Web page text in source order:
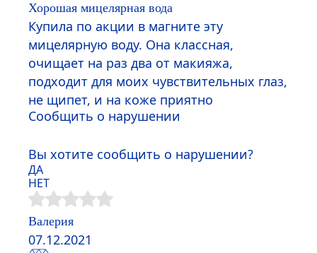
Хорошая мицелярная вода
Купила по акции в магните эту
мицелярную воду. Она классная,
очищает на раз два от макияжа,
подходит для моих чувствительных глаз,
не щипет, и на коже приятно
Сообщить о нарушении
Вы хотите сообщить о нарушении?
ДА
НЕТ
Валерия
07.12.2021